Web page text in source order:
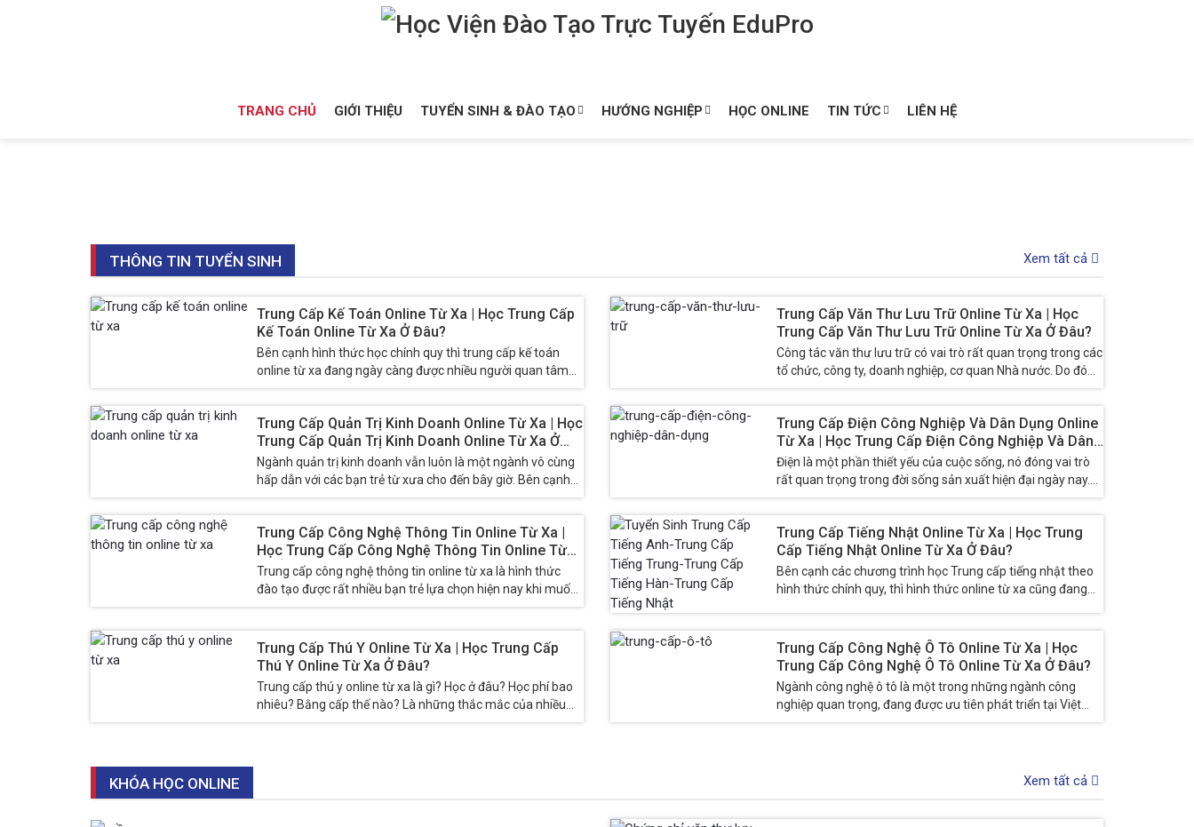
TRANG CHỦ GIỚI THIỆU TUYỂN SINH & ĐÀO TẠO HƯỚNG NGHIỆP HỌC ONLINE TIN TỨC LIÊN HỆ
THÔNG TIN TUYỂN SINH Xem tất cả
Trung Cấp Kế Toán Online Từ Xa | Học Trung Cấp
Kế Toán Online Từ Xa Ở Đâu?
Bên cạnh hình thức học chính quy thì trung cấp kế toán
online từ xa đang ngày càng được nhiều người quan tâm
đến. Không phải ai cũng có đủ...
Trung Cấp Văn Thư Lưu Trữ Online Từ Xa | Học
Trung Cấp Văn Thư Lưu Trữ Online Từ Xa Ở Đâu?
Công tác văn thư lưu trữ có vai trò rất quan trọng trong các
tổ chức, công ty, doanh nghiệp, cơ quan Nhà nước. Do đó
mà cơ hội việc...
Trung Cấp Quản Trị Kinh Doanh Online Từ Xa | Học
Trung Cấp Quản Trị Kinh Doanh Online Từ Xa Ở
Đâu?
Ngành quản trị kinh doanh vẫn luôn là một ngành vô cùng
hấp dẫn với các bạn trẻ từ xưa cho đến bây giờ. Bên cạnh
hình thức đào tạo...
Trung Cấp Điện Công Nghiệp Và Dân Dụng Online
Từ Xa | Học Trung Cấp Điện Công Nghiệp Và Dân
Dụng Online Từ Xa Ở Đâu?
Điện là một phần thiết yếu của cuộc sống, nó đóng vai trò
rất quan trọng trong đời sống sản xuất hiện đại ngày nay.
Do đó, ngành điện lực...
Trung Cấp Công Nghệ Thông Tin Online Từ Xa |
Học Trung Cấp Công Nghệ Thông Tin Online Từ
Xa Ở Đâu?
Trung cấp công nghệ thông tin online từ xa là hình thức
đào tạo được rất nhiều bạn trẻ lựa chọn hiện nay khi muốn
có văn bằng chính quy...
Trung Cấp Tiếng Nhật Online Từ Xa | Học Trung
Cấp Tiếng Nhật Online Từ Xa Ở Đâu?
Bên cạnh các chương trình học Trung cấp tiếng nhật theo
hình thức chính quy, thì hình thức online từ xa cũng đang
Trung Cấp Thú Y Online Từ Xa | Học Trung Cấp
Thú Y Online Từ Xa Ở Đâu?
Trung cấp thú y online từ xa là gì? Học ở đâu? Học phí bao
nhiêu? Bằng cấp thế nào? Là những thắc mắc của nhiều
anh chị/bạn đọc quan...
Trung Cấp Công Nghệ Ô Tô Online Từ Xa | Học
Trung Cấp Công Nghệ Ô Tô Online Từ Xa Ở Đâu?
Ngành công nghệ ô tô là một trong những ngành công
nghiệp quan trọng, đang được ưu tiên phát triển tại Việt
Nam trong những năm trở lại đây. Do...
KHÓA HỌC ONLINE Xem tất cả